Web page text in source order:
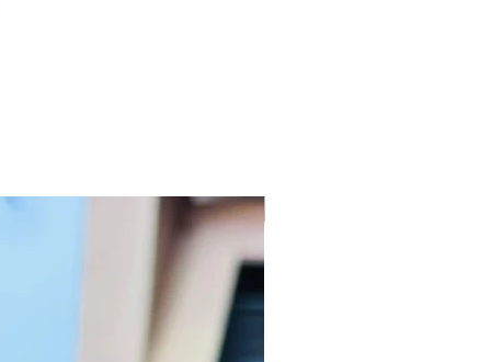
o uso econômico;
capacidade de penetração;
ecologicamente correto;
sua aplicação universal o Brake